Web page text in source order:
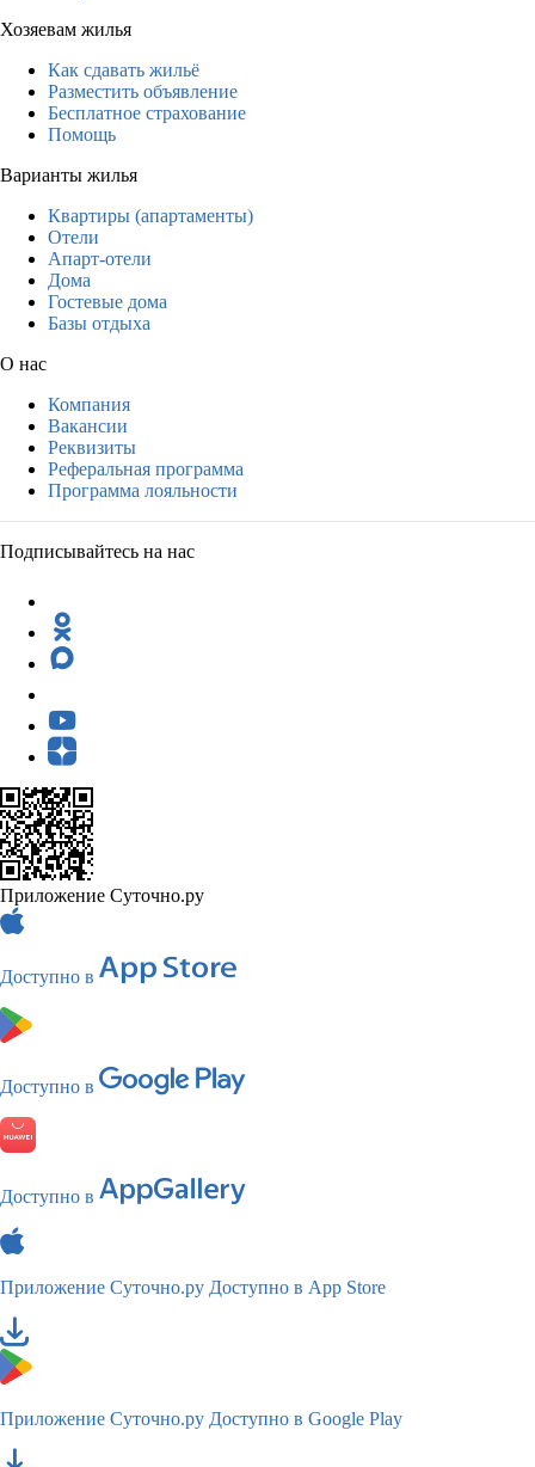
Хозяевам жилья
Как сдавать жильё
Разместить объявление
Бесплатное страхование
Помощь
Варианты жилья
Квартиры (апартаменты)
Отели
Апарт-отели
Дома
Гостевые дома
Базы отдыха
О нас
Компания
Вакансии
Реквизиты
Реферальная программа
Программа лояльности
Подписывайтесь на нас
Приложение Суточно.ру
Доступно в
Доступно в
Доступно в
Приложение Суточно.ру Доступно в App Store
Приложение Суточно.ру Доступно в Google Play